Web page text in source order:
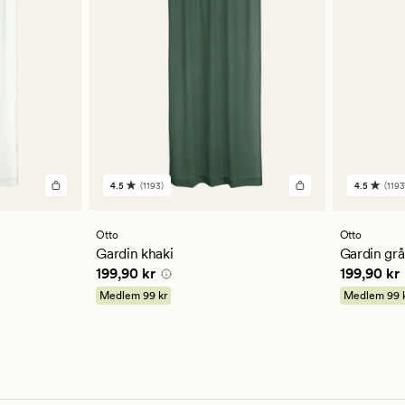
1193
en
gjennomsnittlig
vurdering
på
4.5
4.5 (1193)
Otto
Gardin khaki
Pris 199,90 kr
199,90 kr
Medlem99 kr
1193
en
på
4.5
4.5
Otto
Gardin grå
Pris
199,90 kr
Medlem 99